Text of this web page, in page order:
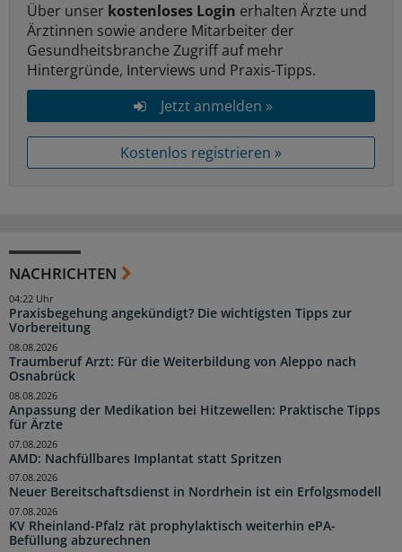
Über unser kostenloses Login erhalten Ärzte und
Ärztinnen sowie andere Mitarbeiter der
Gesundheitsbranche Zugriff auf mehr
Hintergründe, Interviews und Praxis-Tipps.
Jetzt anmelden »
Kostenlos registrieren »
NACHRICHTEN
Praxisbegehung angekündigt? Die wichtigsten Tipps zur
Vorbereitung
04:22 Uhr
Traumberuf Arzt: Für die Weiterbildung von Aleppo nach
Osnabrück
08.08.2026
Anpassung der Medikation bei Hitzewellen: Praktische Tipps
für Ärzte
08.08.2026
AMD: Nachfüllbares Implantat statt Spritzen
07.08.2026
Neuer Bereitschaftsdienst in Nordrhein ist ein Erfolgsmodell
07.08.2026
KV Rheinland-Pfalz rät prophylaktisch weiterhin ePA-
Befüllung abzurechnen
07.08.2026